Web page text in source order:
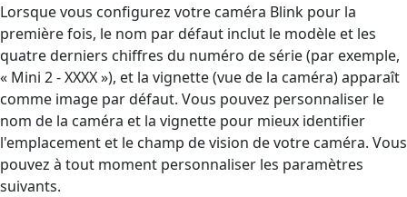
Lorsque vous configurez votre caméra Blink pour la
première fois, le nom par défaut inclut le modèle et les
quatre derniers chiffres du numéro de série (par exemple,
« Mini 2 - XXXX »), et la vignette (vue de la caméra) apparaît
comme image par défaut. Vous pouvez personnaliser le
nom de la caméra et la vignette pour mieux identifier
l'emplacement et le champ de vision de votre caméra. Vous
pouvez à tout moment personnaliser les paramètres
suivants.